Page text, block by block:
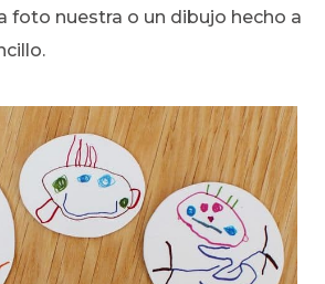
foto nuestra o un dibujo hecho a